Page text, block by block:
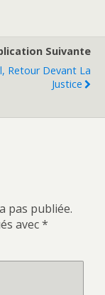
Suivante
Retour Devant La
Justice
pas publiée.
avec*